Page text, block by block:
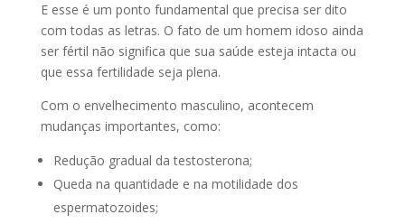
E esse é um ponto fundamental que precisa ser dito
com todas as letras. O fato de um homem idoso ainda
ser fértil não significa que sua saúde esteja intacta ou
que essa fertilidade seja plena.
Com o envelhecimento masculino, acontecem
mudanças importantes, como:
Redução gradual da testosterona;
Queda na quantidade e na motilidade dos
espermatozoides;